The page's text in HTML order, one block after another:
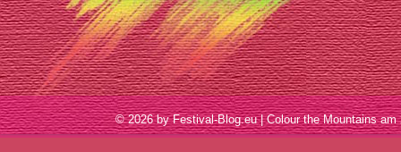
© 2026 by Festival-Blog.eu | Colour the Mountains